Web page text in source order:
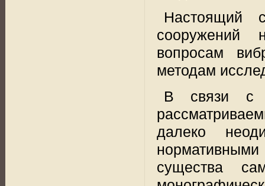
Настоящий
сооружений
вопросам
методам
В связи с
далеко
существа